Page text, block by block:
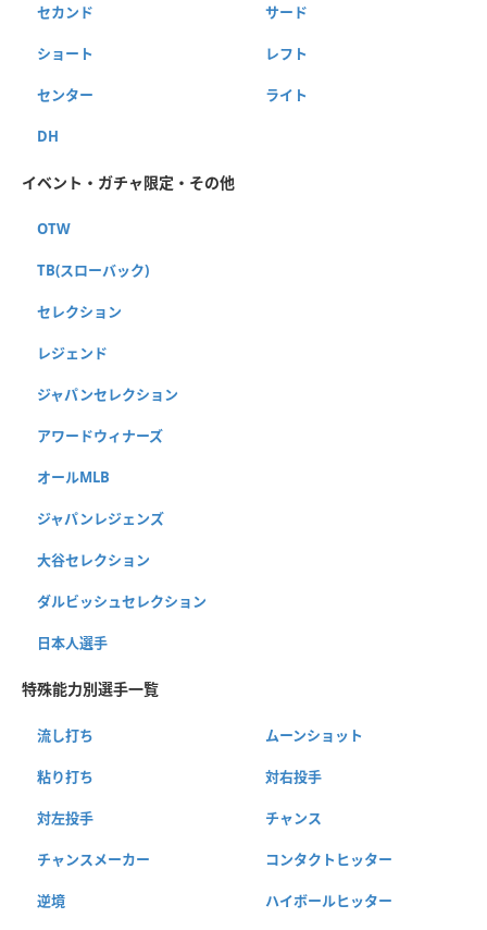
セカンド サード
ショート レフト
センター ライト
DH
イベント・ガチャ限定・その他
OTW
TB(スローバック)
セレクション
レジェンド
ジャパンセレクション
アワードウィナーズ
オールMLB
ジャパンレジェンズ
大谷セレクション
ダルビッシュセレクション
日本人選手
特殊能力別選手一覧
流し打ち ムーンショット
粘り打ち 対右投手
対左投手 チャンス
チャンスメーカー コンタクトヒッター
逆境 ハイボールヒッター